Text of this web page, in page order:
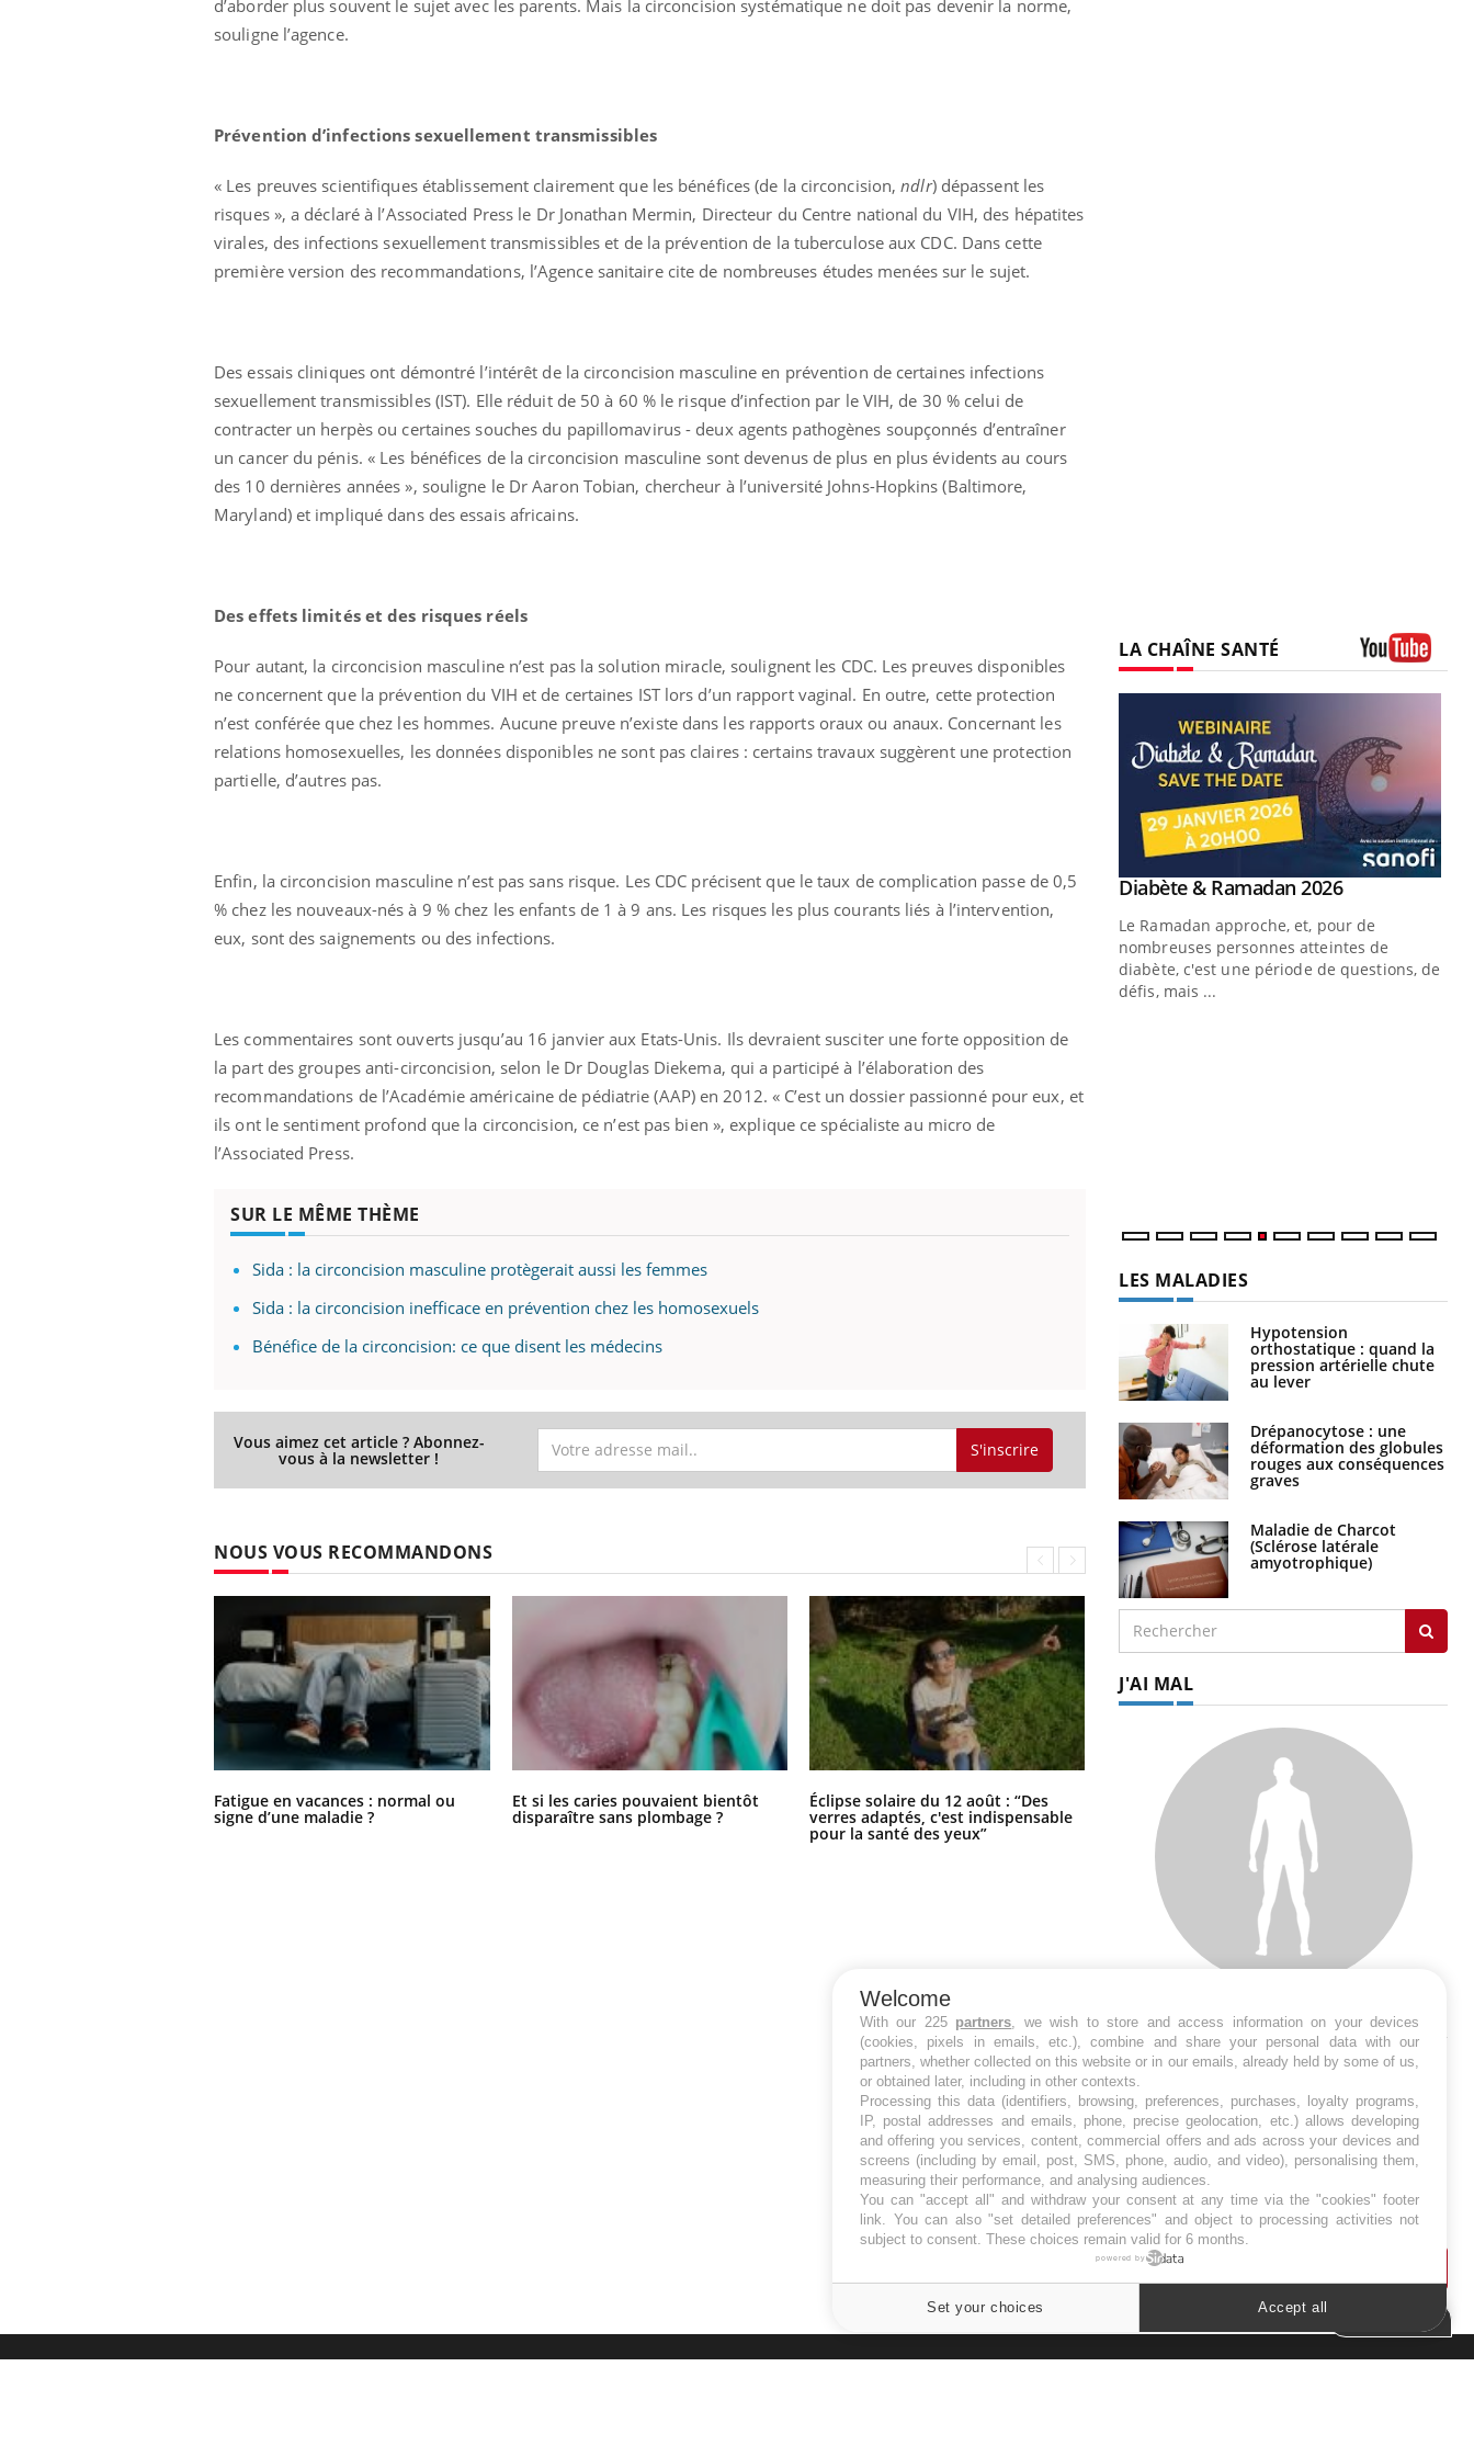
d’aborder plus souvent le sujet avec les parents. Mais la circoncision systématique ne doit pas devenir la norme,
souligne l’agence.
Prévention d’infections sexuellement transmissibles
« Les preuves scientifiques établissement clairement que les bénéfices (de la circoncision,ndlr) dépassent les
risques », a déclaré à l’Associated Press le Dr Jonathan Mermin, Directeur du Centre national du VIH, des hépatites
virales, des infections sexuellement transmissibles et de la prévention de la tuberculose aux CDC. Dans cette
première version des recommandations, l’Agence sanitaire cite de nombreuses études menées sur le sujet.
Des essais cliniques ont démontré l’intérêt de la circoncision masculine en prévention de certaines infections
sexuellement transmissibles (IST). Elle réduit de 50 à 60 % le risque d’infection par le VIH, de 30 % celui de
contracter un herpès ou certaines souches du papillomavirus - deux agents pathogènes soupçonnés d’entraîner
un cancer du pénis. « Les bénéfices de la circoncision masculine sont devenus de plus en plus évidents au cours
des 10 dernières années », souligne le Dr Aaron Tobian, chercheur à l’université Johns-Hopkins (Baltimore,
Maryland) et impliqué dans des essais africains.
Des effets limités et des risques réels
Pour autant, la circoncision masculine n’est pas la solution miracle, soulignent les CDC. Les preuves disponibles
ne concernent que la prévention du VIH et de certaines IST lors d’un rapport vaginal. En outre, cette protection
n’est conférée que chez les hommes. Aucune preuve n’existe dans les rapports oraux ou anaux. Concernant les
relations homosexuelles, les données disponibles ne sont pas claires : certains travaux suggèrent une protection
partielle, d’autres pas.
Enfin, la circoncision masculine n’est pas sans risque. Les CDC précisent que le taux de complication passe de 0,5
% chez les nouveaux-nés à 9 % chez les enfants de 1 à 9 ans. Les risques les plus courants liés à l’intervention,
eux, sont des saignements ou des infections.
Les commentaires sont ouverts jusqu’au 16 janvier aux Etats-Unis. Ils devraient susciter une forte opposition de
la part des groupes anti-circoncision, selon le Dr Douglas Diekema, qui a participé à l’élaboration des
recommandations de l’Académie américaine de pédiatrie (AAP) en 2012. « C’est un dossier passionné pour eux, et
ils ont le sentiment profond que la circoncision, ce n’est pas bien », explique ce spécialiste au micro de
l’Associated Press.
SUR LE MÊME THÈME
Sida : la circoncision masculine protègerait aussi les femmes
Sida : la circoncision inefficace en prévention chez les homosexuels
Bénéfice de la circoncision: ce que disent les médecins
Vous aimez cet article ? Abonnez-
vous à la newsletter ! S'inscrire
NOUS VOUS RECOMMANDONS
Fatigue en vacances : normal ou
signe d’une maladie ?
Et si les caries pouvaient bientôt
disparaître sans plombage ?
Éclipse solaire du 12 août : “Des
verres adaptés, c'est indispensable
pour la santé des yeux”
Les troubles du sommeil modifient
votre cerveau !
LA CHAÎNE SANTÉ
Carence en fer : comprendre pour
Youtube
Fatigue, irritabilité, brouillard mental ou
Youtube
Insuline & Charge mentale : et si on
osait en parler??Youtube
En 2026, l'insuline dans le diabète de type 2
Youtube
Eczéma Chronique des Mains : se
préparer pour l’été !Youtube
Youtube
Diabète & Ramadan 2026Youtube
Le Ramadan approche, et, pour de
nombreuses personnes atteintes de
diabète, c'est une période de questions, de
défis, mais ...
LES MALADIES
Hypotension
orthostatique : quand la
pression artérielle chute
au lever
Drépanocytose : une
déformation des globules
rouges aux conséquences
graves
Maladie de Charcot
(Sclérose latérale
amyotrophique)
J'AI MAL
SYMPTÔMES
Douleurs de l’avant-pied :
liées à problème d’appui
Mauvaise haleine : il faut
bucco-dentaire
Welcome
With our 225 partners, we wish to store and access information on your devices
(cookies, pixels in emails, etc.), combine and share your personal data with our
partners, whether collected on this website or in our emails, already held by some of us,
or obtained later, including in other contexts.
Processing this data (identifiers, browsing, preferences, purchases, loyalty programs,
IP, postal addresses and emails, phone, precise geolocation, etc.) allows developing
and offering you services, content, commercial offers and ads across your devices and
screens (including by email, post, SMS, phone, audio, and video), personalising them,
measuring their performance, and analysing audiences.
You can "accept all" and withdraw your consent at any time via the "cookies" footer
link. You can also "set detailed preferences" and object to processing activities not
subject to consent. These choices remain valid for 6 months.
powered by
Set your choices Accept all